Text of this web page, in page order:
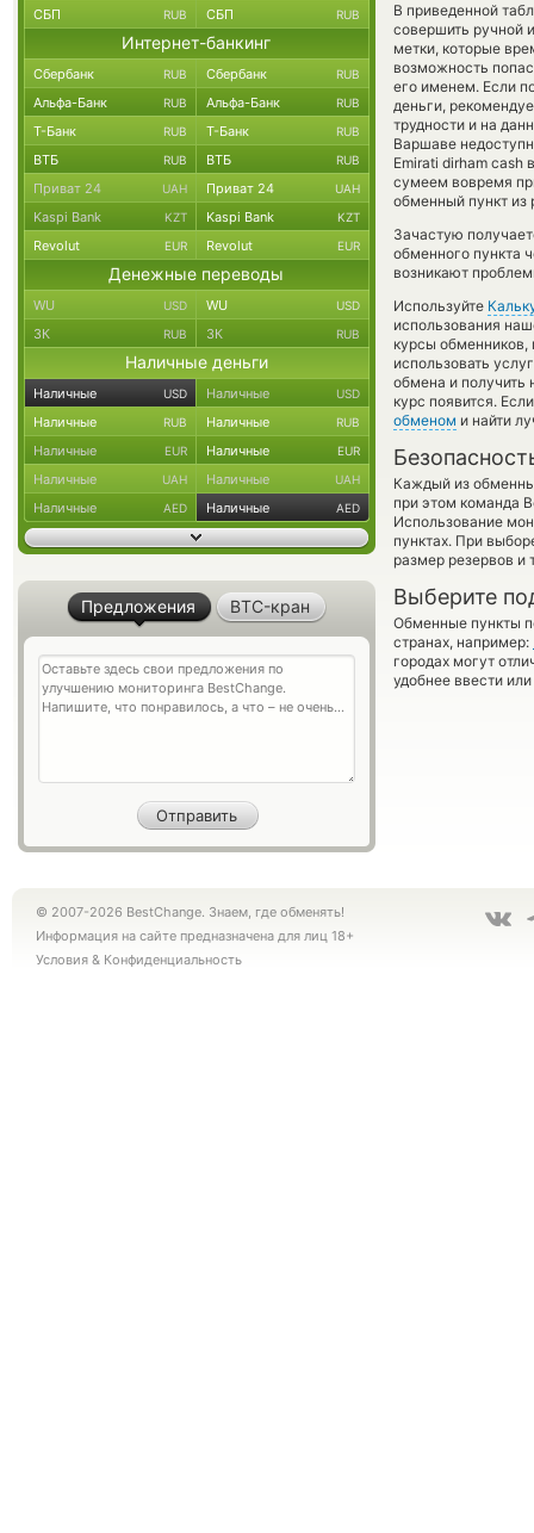
В приведенной
совершить ручной
метки, которые
возможность
его именем. Если
деньги,
трудности и на
Варшаве
Emirati dirham
сумеем вовремя
обменный пункт из
Зачастую
обменного пункта
возникают
Используйте
использования
курсы
использовать
обмена и получить
курс появится.
обменом и найти
Каждый из
при этом команда
Использование
пунктах. При
размер резервов и
Выберите
Обменные пункты
странах, например:
городах могут
удобнее ввести
СБП RUB СБП RUB
Интернет-банкинг
Сбербанк RUB Сбербанк RUB
Альфа-Банк RUB Альфа-Банк RUB
Т-Банк RUB Т-Банк RUB
ВТБ RUB ВТБ RUB
Приват 24 UAH Приват 24 UAH
Kaspi Bank KZT Kaspi Bank KZT
Revolut EUR Revolut EUR
Денежные переводы
WU USD WU USD
ЗК RUB ЗК RUB
Наличные деньги
Наличные USD Наличные USD
Наличные RUB Наличные RUB
Наличные EUR Наличные EUR
Наличные UAH Наличные UAH
Наличные AED Наличные AED
Предложения BTC-кран
© 2007-2026 BestChange. Знаем, где обменять!
Информация на сайте предназначена для лиц 18+
Условия & Конфиденциальность